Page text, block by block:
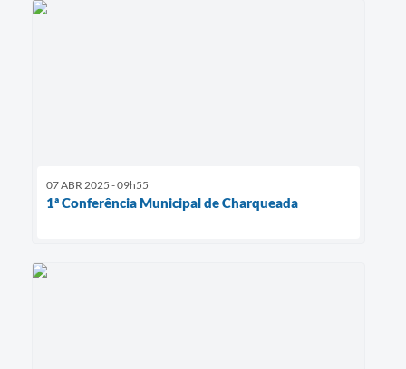
07 ABR 2025 - 09h55
1ª Conferência Municipal de Charqueada